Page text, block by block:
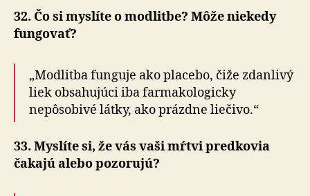
32. Čo si myslíte o modlitbe? Môže niekedy
fungovať?
„Modlitba funguje ako placebo, čiže zdanlivý
liek obsahujúci iba farmakologicky
nepôsobivé látky, ako prázdne liečivo.“
33. Myslíte si, že vás vaši mŕtvi predkovia
čakajú alebo pozorujú?